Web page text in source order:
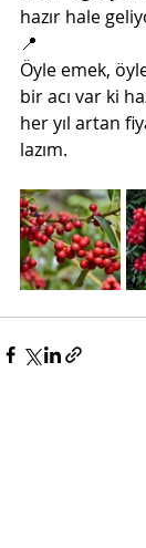
hazır hale
📍
Öyle emek,
bir acı var ki
her yıl artan
lazım.